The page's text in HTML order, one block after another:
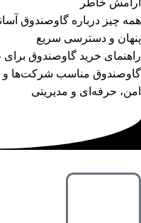
همه چیز درباره گاوصندوق
پنهان و دسترسی سریع
راهنمای خرید گاوصندوق
گاوصندوق مناسب شرکت‌ها و
امن، حرفه‌ای و مدیریتی